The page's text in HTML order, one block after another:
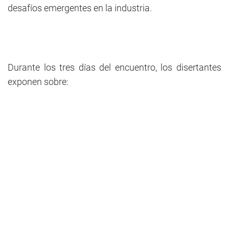
desafíos emergentes en la industria.
Durante los tres días del encuentro, los disertantes
exponen sobre: